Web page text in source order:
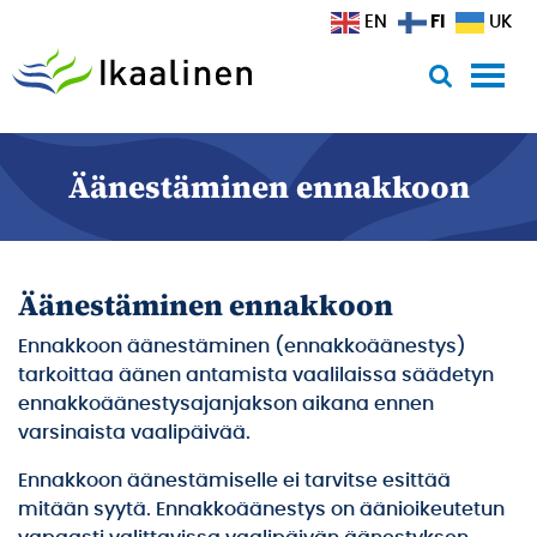
Äänestäminen ennakkoon
Äänestäminen ennakkoon
Ennakkoon äänestäminen (ennakkoäänestys)
tarkoittaa äänen antamista vaalilaissa säädetyn
ennakkoäänestysajanjakson aikana ennen
varsinaista vaalipäivää.
Ennakkoon äänestämiselle ei tarvitse esittää
mitään syytä. Ennakkoäänestys on äänioikeutetun
EN FI UK